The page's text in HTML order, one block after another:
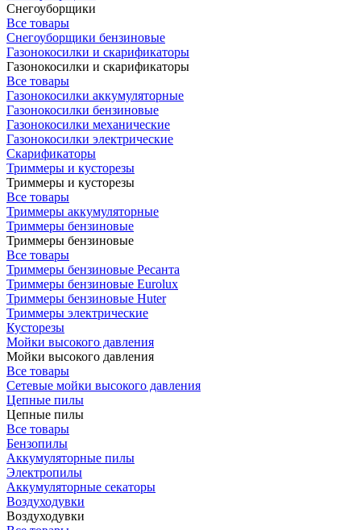
Снегоуборщики
Все товары
Снегоуборщики бензиновые
Газонокосилки и скарификаторы
Газонокосилки и скарификаторы
Все товары
Газонокосилки аккумуляторные
Газонокосилки бензиновые
Газонокосилки механические
Газонокосилки электрические
Скарификаторы
Триммеры и кусторезы
Триммеры и кусторезы
Все товары
Триммеры аккумуляторные
Триммеры бензиновые
Триммеры бензиновые
Все товары
Триммеры бензиновые Ресанта
Триммеры бензиновые Eurolux
Триммеры бензиновые Huter
Триммеры электрические
Кусторезы
Мойки высокого давления
Мойки высокого давления
Все товары
Сетевые мойки высокого давления
Цепные пилы
Цепные пилы
Все товары
Бензопилы
Аккумуляторные пилы
Электропилы
Аккумуляторные секаторы
Воздуходувки
Воздуходувки